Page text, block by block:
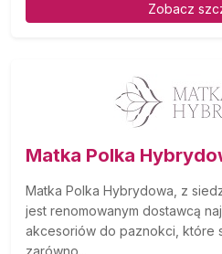
Zobacz
Matka Polka
Matka Polka Hybrydowa, z
jest renomowanym dostawcą
akcesoriów do paznokci, które
zarówno...